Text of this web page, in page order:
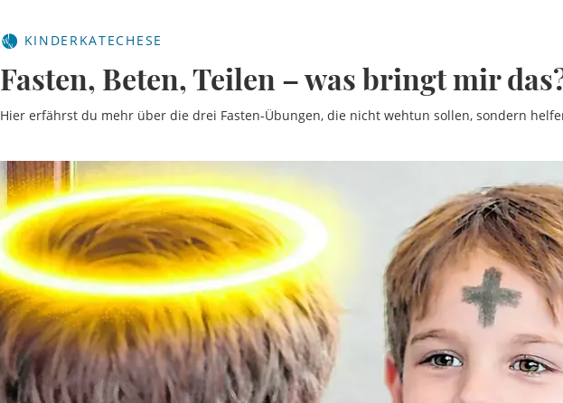
KINDERKATECHESE
Fasten, Beten, Teilen – was bringt mir
Hier erfährst du mehr über die drei Fasten-Übungen, die nicht wehtun sollen, sondern